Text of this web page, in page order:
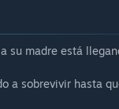
su madre está
a sobrevivir hasta